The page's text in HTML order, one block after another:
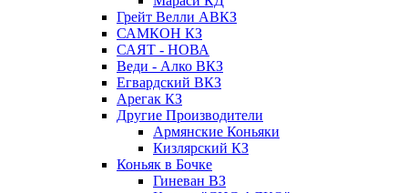
Грейт Велли АВКЗ
САМКОН КЗ
САЯТ - НОВА
Веди - Алко ВКЗ
Егвардский ВКЗ
Арегак КЗ
Другие Производители
Армянские Коньяки
Кизлярский КЗ
Коньяк в Бочке
Гиневан ВЗ